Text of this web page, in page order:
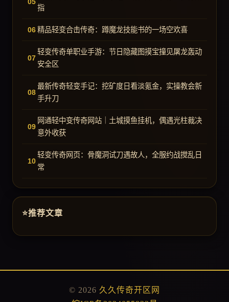
指
精品轻变合击传奇：蹲魔龙技能书的一场空欢喜
轻变传奇单职业手游：节日隐藏图摸宝撞见屠龙轰动
安全区
最新传奇轻变手记：挖矿度日看淡氪金，实操教会新
手升刀
网通轻中变传奇网站｜土城摸鱼挂机，偶遇光柱裁决
意外收获
轻变传奇网页：骨魔洞试刀遇故人，全服约战搅乱日
常
推荐文章
© 2026 久久传奇开区网